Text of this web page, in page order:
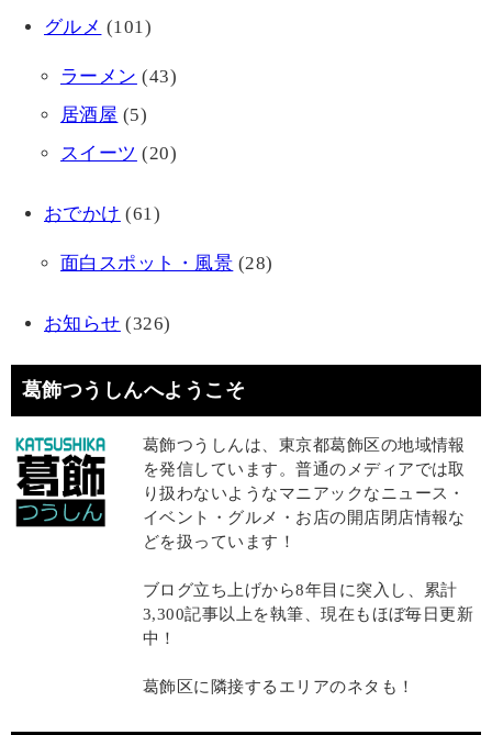
グルメ (101)
ラーメン (43)
居酒屋 (5)
スイーツ (20)
おでかけ (61)
面白スポット・風景 (28)
お知らせ (326)
葛飾つうしんへようこそ
葛飾つうしんは、東京都葛飾区の地域情報
を発信しています。普通のメディアでは取
り扱わないようなマニアックなニュース・
イベント・グルメ・お店の開店閉店情報な
どを扱っています！
ブログ立ち上げから8年目に突入し、累計
3,300記事以上を執筆、現在もほぼ毎日更新
中！
葛飾区に隣接するエリアのネタも！